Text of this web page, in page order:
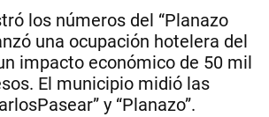
los números del “Planazo
una ocupación hotelera del
impacto económico de 50 mil
El municipio midió las
y “Planazo”.